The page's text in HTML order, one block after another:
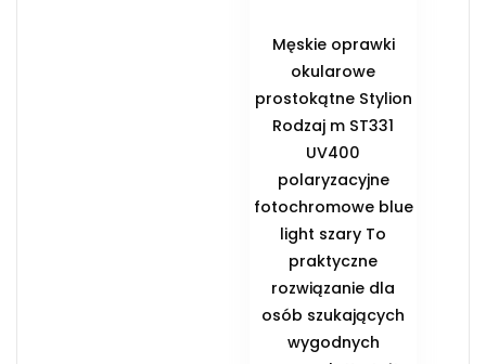
Męskie oprawki
okularowe
prostokątne Stylion
Rodzaj m ST331
UV400
polaryzacyjne
fotochromowe blue
light szary To
praktyczne
rozwiązanie dla
osób szukających
wygodnych